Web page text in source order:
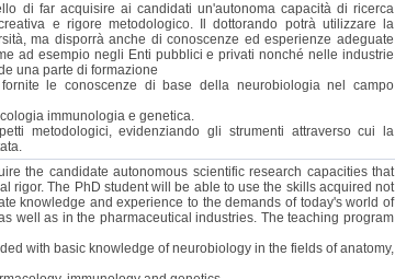
di far acquisire ai candidati un'autonoma capacità di ricerca
e rigore metodologico. Il dottorando potrà utilizzare la
ma disporrà anche di conoscenze ed esperienze adeguate
ad esempio negli Enti pubblici e privati nonché nelle industrie
una parte di formazione
le conoscenze di base della neurobiologia nel campo
immunologia e genetica.
metodologici, evidenziando gli strumenti attraverso cui la
the candidate autonomous scientific research capacities that
rigor. The PhD student will be able to use the skills acquired not
knowledge and experience to the demands of today's world of
well as in the pharmaceutical industries. The teaching program
with basic knowledge of neurobiology in the fields of anatomy,